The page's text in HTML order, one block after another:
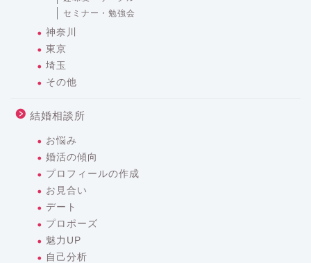
セミナー・勉強会
神奈川
東京
埼玉
その他
結婚相談所
お悩み
婚活の傾向
プロフィールの作成
お見合い
デート
プロポーズ
魅力UP
自己分析